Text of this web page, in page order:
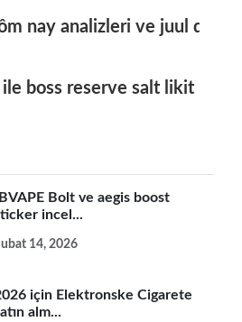
nay analizleri ve juul
ile boss reserve salt likit
IBVAPE Bolt ve aegis boost
incel...
14, 2026
için Elektronske Cigarete
alm...